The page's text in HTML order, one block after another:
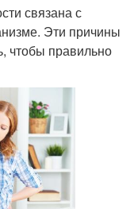
связана с
Эти причины
чтобы правильно